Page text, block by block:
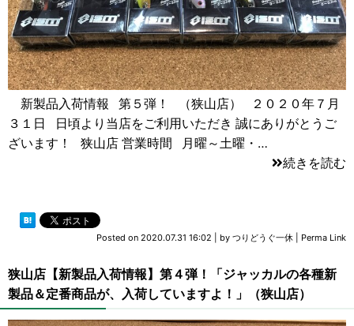
新製品入荷情報 第５弾！ （狭山店） ２０２０年７月
３１日 日頃より当店をご利用いただき 誠にありがとうご
ざいます！ 狭山店 営業時間 月曜～土曜・…
続きを読む
Posted on 2020.07.31 16:02 by つりどうぐ一休 Perma Link
狭山店【新製品入荷情報】第４弾！「ジャッカルの各種新
製品＆定番商品が、入荷していますよ！」（狭山店）